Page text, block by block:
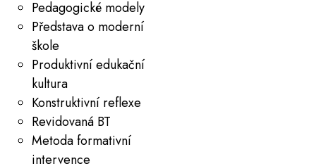
Pedagogické modely
Představa o moderní
škole
Produktivní edukační
kultura
Konstruktivní reflexe
Revidovaná BT
Metoda formativní
intervence